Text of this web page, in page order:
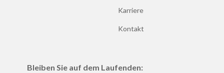
Karriere
Kontakt
Bleiben Sie auf dem Laufenden: